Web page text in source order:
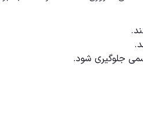
سمی جلوگیری شود.